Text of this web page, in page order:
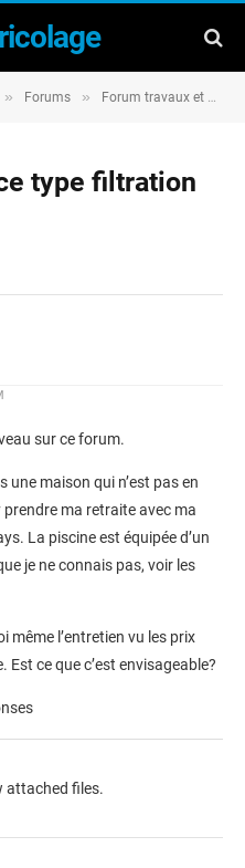
» Forums » Forum travaux et rénovation
type filtration
sur ce forum.
une maison qui n’est pas en
ma retraite avec ma
La piscine est équipée d’un
je ne connais pas, voir les
même l’entretien vu les prix
Est ce que c’est envisageable?
attached files.